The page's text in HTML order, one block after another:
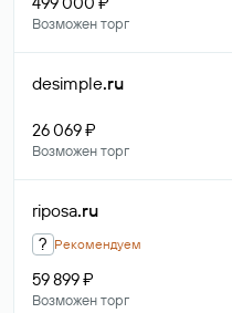
Возможен торг
desimple.ru
26 069 ₽
Возможен торг
riposa.ru
? Рекомендуем
59 899 ₽
Возможен торг